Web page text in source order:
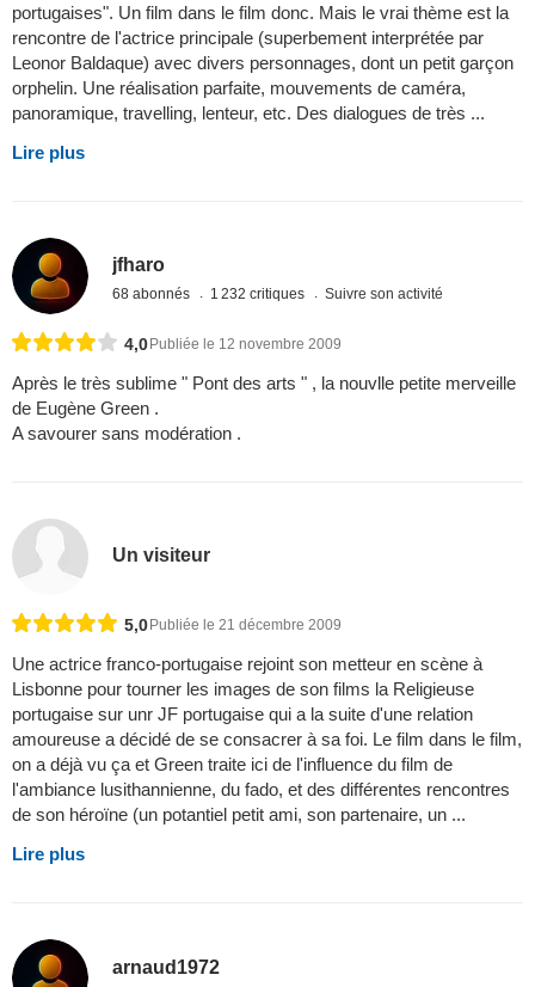
portugaises". Un film dans le film donc. Mais le vrai thème est la
rencontre de l'actrice principale (superbement interprétée par
Leonor Baldaque) avec divers personnages, dont un petit garçon
orphelin. Une réalisation parfaite, mouvements de caméra,
panoramique, travelling, lenteur, etc. Des dialogues de très ...
Lire plus
jfharo
68 abonnés 1 232 critiques Suivre son activité
4,0 Publiée le 12 novembre 2009
Après le très sublime " Pont des arts " , la nouvlle petite merveille
de Eugène Green .
A savourer sans modération .
Un visiteur
5,0 Publiée le 21 décembre 2009
Une actrice franco-portugaise rejoint son metteur en scène à
Lisbonne pour tourner les images de son films la Religieuse
portugaise sur unr JF portugaise qui a la suite d'une relation
amoureuse a décidé de se consacrer à sa foi. Le film dans le film,
on a déjà vu ça et Green traite ici de l'influence du film de
l'ambiance lusithannienne, du fado, et des différentes rencontres
de son héroïne (un potantiel petit ami, son partenaire, un ...
Lire plus
arnaud1972